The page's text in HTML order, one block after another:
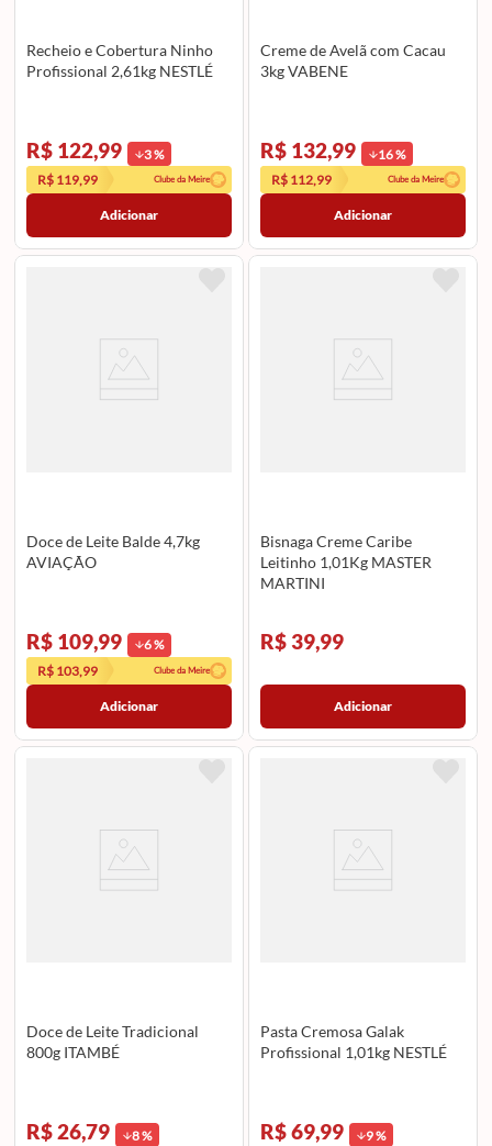
Recheio e Cobertura Ninho
Profissional 2,61kg NESTLÉ
R$ 122,99 3%
R$ 119,99
Clube da Meire
Adicionar
Creme de Avelã com Cacau
3kg VABENE
R$ 132,99 16%
R$ 112,99
Clube da Meire
Adicionar
Doce de Leite Balde 4,7kg
AVIAÇÃO
R$ 109,99 6%
R$ 103,99
Clube da Meire
Adicionar
Bisnaga Creme Caribe
Leitinho 1,01Kg MASTER
MARTINI
R$ 39,99
Adicionar
Doce de Leite Tradicional
800g ITAMBÉ
R$ 26,79 8%
Pasta Cremosa Galak
Profissional 1,01kg NESTLÉ
R$ 69,99 9%